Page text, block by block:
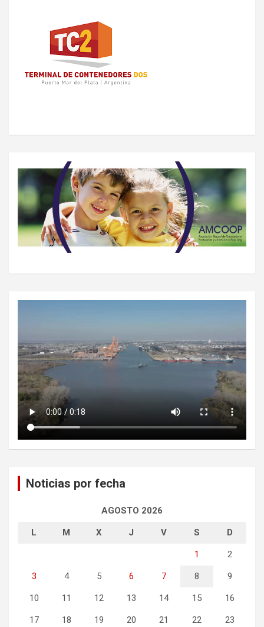
Noticias por fecha
AGOSTO 2026
L M X J V S D
1 2
3 4 5 6 7 8 9
10 11 12 13 14 15 16
17 18 19 20 21 22 23